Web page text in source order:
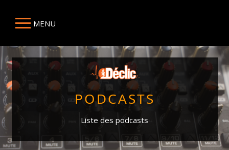
MENU
PODCASTS
Liste des podcasts